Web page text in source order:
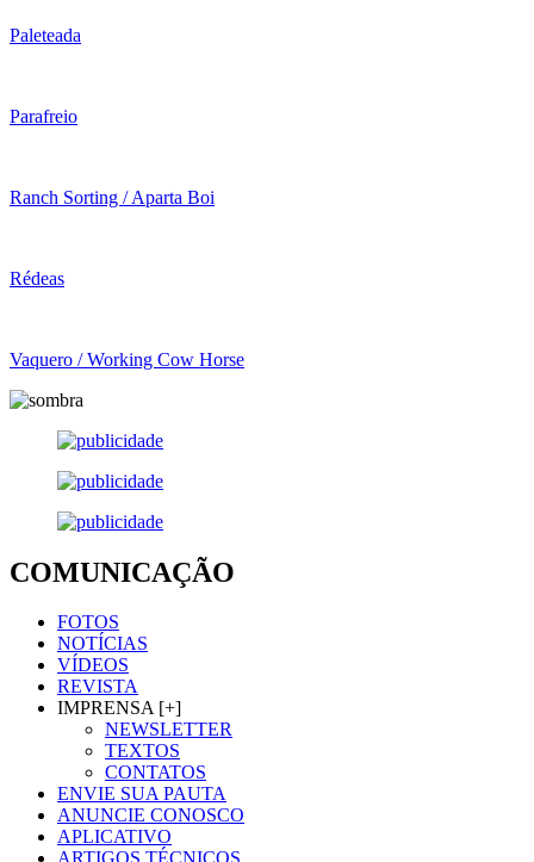
Paleteada
Parafreio
Ranch Sorting / Aparta Boi
Rédeas
Vaquero / Working Cow Horse
COMUNICAÇÃO
FOTOS
NOTÍCIAS
VÍDEOS
REVISTA
IMPRENSA [+]
NEWSLETTER
TEXTOS
CONTATOS
ENVIE SUA PAUTA
ANUNCIE CONOSCO
APLICATIVO